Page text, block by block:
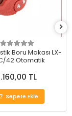
Boru Makası LX-
42 Otomatik
TL
Sepete Ekle